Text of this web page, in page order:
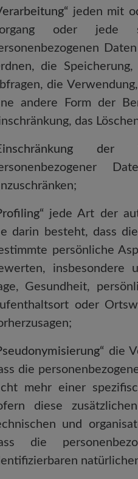
jeden mit
oder jede
die
die
andere Form der
das
der
jede Art der
darin besteht, dass
persönliche
insbesondere
Gesundheit,
oder
die
die
mehr einer
diese
und
die